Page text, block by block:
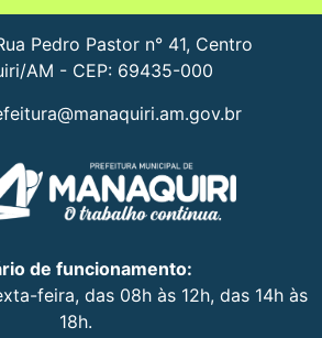
Pedro Pastor n° 41, Centro
AM - CEP: 69435-000
de funcionamento:
feira, das 08h às 12h, das 14h às
18h.